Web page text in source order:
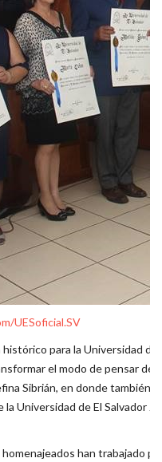
UESoficial.SV
para la Universidad
el modo de pensar
Sibrián, en donde también
Universidad de El Salvador
han trabajado